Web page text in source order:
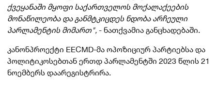
ქვეყანაში მყოფი საქართველოს მოქალაქეების
მონაწილეობა და განმტკიცდეს ნდობა არჩეული
პარლამენტის მიმართ", - ნათქვამია განცხადებაში.
კანონპროექტი EECMD-მა ოპოზიციურ პარტიებსა და
პოლიტიკოსებთან ერთდ პარლამენტში 2023 წლის 21
ნოემბერს დაარეგისტრირა.